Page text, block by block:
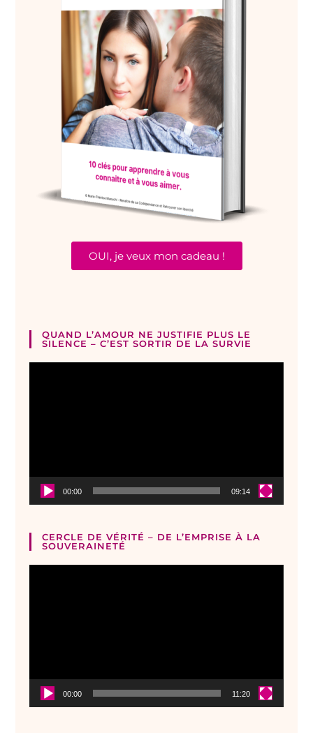
OUI, je veux mon cadeau !
QUAND L’AMOUR NE JUSTIFIE PLUS LE
SILENCE – C’EST SORTIR DE LA SURVIE
00:00 09:14
CERCLE DE VÉRITÉ – DE L’EMPRISE À LA
SOUVERAINETÉ
00:00 11:20